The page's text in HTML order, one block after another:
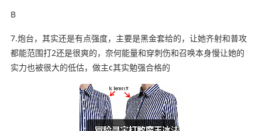
B
7.炮台，其实还是有点强度，主要是黑金套给的，让她齐射和普攻
都能范围打2还是很爽的，奈何能量和穿刺伤和召唤本身慢让她的
实力也被很大的低估，做主c其实勉强合格的